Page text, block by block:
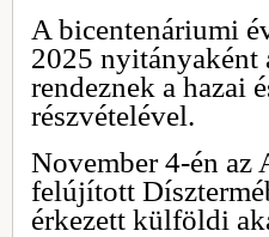
A bicentenáriumi
2025 nyitányaként
rendeznek a hazai
részvételével.
November 4-én az
felújított
érkezett külföldi